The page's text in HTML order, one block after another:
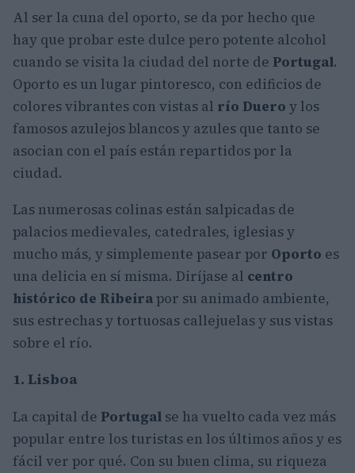
Al ser la cuna del oporto, se da por hecho que
hay que probar este dulce pero potente alcohol
cuando se visita la ciudad del norte de Portugal.
Oporto es un lugar pintoresco, con edificios de
colores vibrantes con vistas al río Duero y los
famosos azulejos blancos y azules que tanto se
asocian con el país están repartidos por la
ciudad.
Las numerosas colinas están salpicadas de
palacios medievales, catedrales, iglesias y
mucho más, y simplemente pasear por Oporto es
una delicia en sí misma. Diríjase al centro
histórico de Ribeirapor su animado ambiente,
sus estrechas y tortuosas callejuelas y sus vistas
sobre el río.
1. Lisboa
La capital de Portugal se ha vuelto cada vez más
popular entre los turistas en los últimos años y es
fácil ver por qué. Con su buen clima, su riqueza